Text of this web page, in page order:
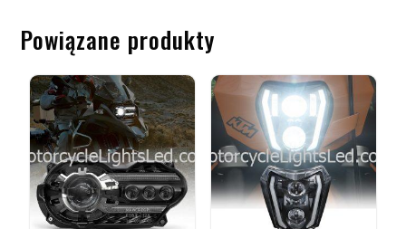
Powiązane produkty